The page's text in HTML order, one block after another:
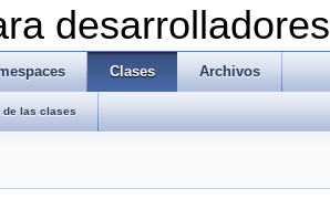
desarrolladores
Clases Archivos
de las clases